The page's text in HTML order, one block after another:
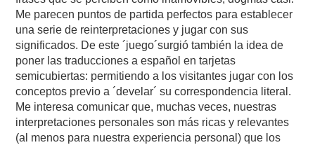
Me parecen puntos de partida perfectos para establecer
una serie de reinterpretaciones y jugar con sus
significados. De este ´juego´surgió también la idea de
poner las traducciones a español en tarjetas
semicubiertas: permitiendo a los visitantes jugar con los
conceptos previo a ´develar´ su correspondencia literal.
Me interesa comunicar que, muchas veces, nuestras
interpretaciones personales son más ricas y relevantes
(al menos para nuestra experiencia personal) que los